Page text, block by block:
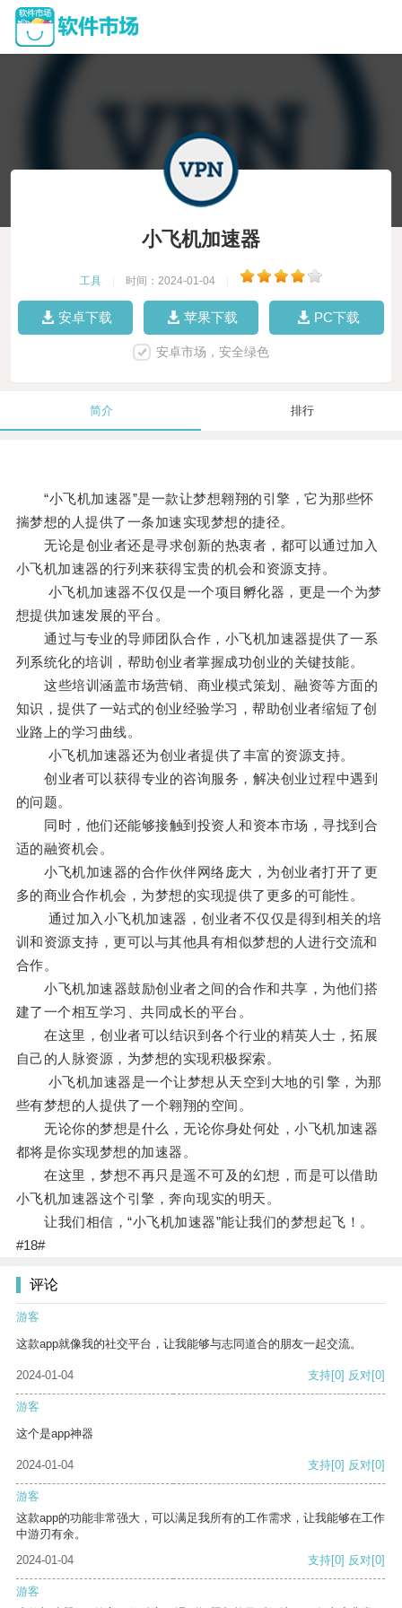
小飞机加速器
工具 时间：2024-01-04
安卓下载 苹果下载 PC下载
安卓市场，安全绿色
简介 排行
“小飞机加速器”是一款让梦想翱翔的引擎，它为那些怀
揣梦想的人提供了一条加速实现梦想的捷径。
无论是创业者还是寻求创新的热衷者，都可以通过加入
小飞机加速器的行列来获得宝贵的机会和资源支持。
小飞机加速器不仅仅是一个项目孵化器，更是一个为梦
想提供加速发展的平台。
通过与专业的导师团队合作，小飞机加速器提供了一系
列系统化的培训，帮助创业者掌握成功创业的关键技能。
这些培训涵盖市场营销、商业模式策划、融资等方面的
知识，提供了一站式的创业经验学习，帮助创业者缩短了创
业路上的学习曲线。
小飞机加速器还为创业者提供了丰富的资源支持。
创业者可以获得专业的咨询服务，解决创业过程中遇到
的问题。
同时，他们还能够接触到投资人和资本市场，寻找到合
适的融资机会。
小飞机加速器的合作伙伴网络庞大，为创业者打开了更
多的商业合作机会，为梦想的实现提供了更多的可能性。
通过加入小飞机加速器，创业者不仅仅是得到相关的培
训和资源支持，更可以与其他具有相似梦想的人进行交流和
合作。
小飞机加速器鼓励创业者之间的合作和共享，为他们搭
建了一个相互学习、共同成长的平台。
在这里，创业者可以结识到各个行业的精英人士，拓展
自己的人脉资源，为梦想的实现积极探索。
小飞机加速器是一个让梦想从天空到大地的引擎，为那
些有梦想的人提供了一个翱翔的空间。
无论你的梦想是什么，无论你身处何处，小飞机加速器
都将是你实现梦想的加速器。
在这里，梦想不再只是遥不可及的幻想，而是可以借助
小飞机加速器这个引擎，奔向现实的明天。
让我们相信，“小飞机加速器”能让我们的梦想起飞！。
#18#
评论
游客
这款app就像我的社交平台，让我能够与志同道合的朋友一起交流。
2024-01-04 支持[0] 反对[0]
游客
这个是app神器
2024-01-04 支持[0] 反对[0]
游客
这款app的功能非常强大，可以满足我所有的工作需求，让我能够在工作
中游刃有余。
2024-01-04
支持[0] 反对[0]
游客